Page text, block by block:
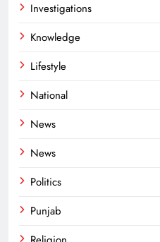
Investigations
Knowledge
Lifestyle
National
News
News
Politics
Punjab